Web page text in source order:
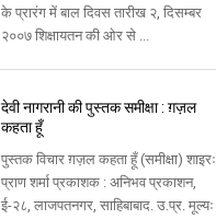
के प्रारंग में बाल दिवस तारीख २, दिसम्बर
२००७ शिक्षायतन की ओर से ...
देवी नागरानी की पुस्तक समीक्षा : ग़ज़ल
कहता हूँ
पुस्तक विचार ग़ज़ल कहता हूँ (समीक्षा) शाइरः
प्राण शर्मा प्रकाशक : अनिभव प्रकाशन,
ई-२८, लाजपतनगर, साहिबाबाद. उ.प्र. मूल्यः